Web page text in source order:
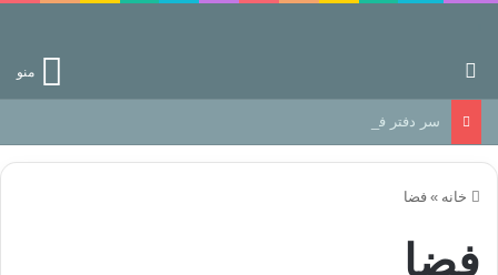
منو
سر دفتر فساد در زمین‌، دوری وکناره‌گیری از راه خداست‌!
خانه » فضا
فضا